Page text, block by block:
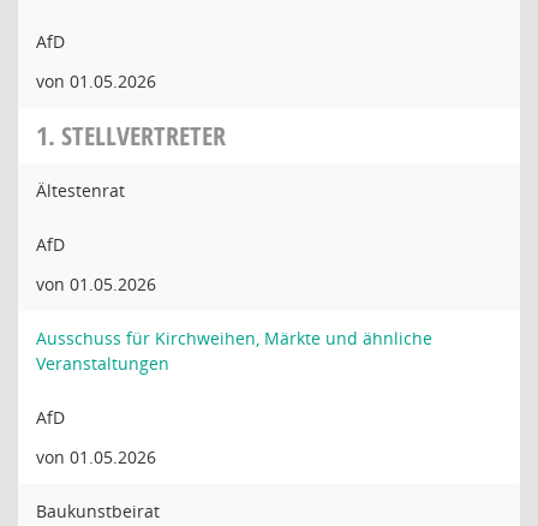
AfD
von 01.05.2026
1. STELLVERTRETER
Ältestenrat
AfD
von 01.05.2026
Ausschuss für Kirchweihen, Märkte und ähnliche
Veranstaltungen
AfD
von 01.05.2026
Baukunstbeirat